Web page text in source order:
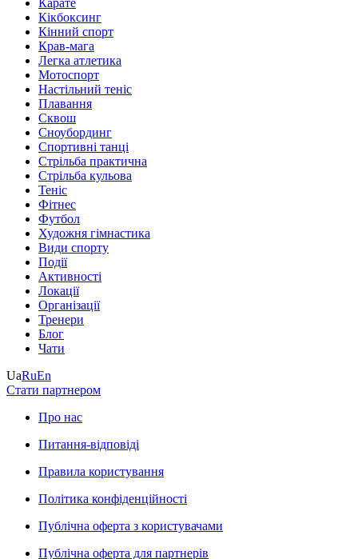
Карате
Кікбоксинг
Кінний спорт
Крав-мага
Легка атлетика
Мотоспорт
Настільний теніс
Плавання
Сквош
Сноубординг
Спортивні танці
Стрільба практична
Стрільба кульова
Теніс
Фітнес
Футбол
Художня гімнастика
Види спорту
Події
Активності
Локації
Організації
Тренери
Блог
Чати
UaRuEn
Стати партнером
Про нас
Питання-відповіді
Правила користування
Політика конфіденційності
Публічна оферта з користувачами
Публічна оферта для партнерів